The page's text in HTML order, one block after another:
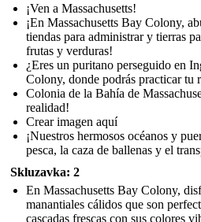
¡Ven a Massachusetts!
¡En Massachusetts Bay Colony,
tiendas para administrar y tierras
frutas y verduras!
¿Eres un puritano perseguido en
Colony, donde podrás practicar tu
Colonia de la Bahía de
realidad!
Crear imagen aquí
¡Nuestros hermosos océanos y
pesca, la caza de ballenas y el
Skluzavka: 2
En Massachusetts Bay Colony,
manantiales cálidos que son
cascadas frescas con sus colores